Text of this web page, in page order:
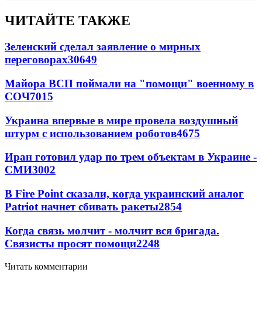
ЧИТАЙТЕ ТАКЖЕ
Зеленский сделал заявление о мирных
переговорах30649
Майора ВСП поймали на "помощи" военному в
СОЧ7015
Украина впервые в мире провела воздушный
штурм с использованием роботов4675
Иран готовил удар по трем объектам в Украине -
СМИ3002
В Fire Point сказали, когда украинский аналог
Patriot начнет сбивать ракеты2854
Когда связь молчит - молчит вся бригада.
Связисты просят помощи2248
Читать комментарии